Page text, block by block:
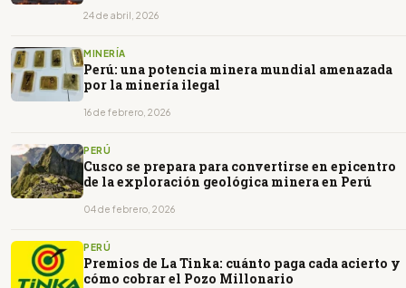
24 de abril, 2026
MINERÍA
Perú: una potencia minera mundial amenazada
por la minería ilegal
16 de febrero, 2026
PERÚ
Cusco se prepara para convertirse en epicentro
de la exploración geológica minera en Perú
04 de febrero, 2026
PERÚ
Premios de La Tinka: cuánto paga cada acierto y
cómo cobrar el Pozo Millonario